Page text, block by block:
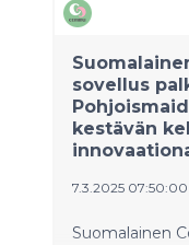
sovellus
kestävän
7.3.2025 07:50:00
Suomalainen